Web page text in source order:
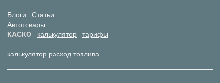
Блоги
Статьи
Автотовары
КАСКО
калькулятор тарифы
калькулятор расход топлива